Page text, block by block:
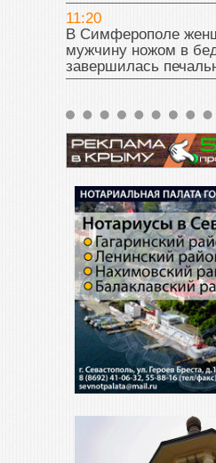
11:20
В Симферополе
мужчину ножом в
завершилась